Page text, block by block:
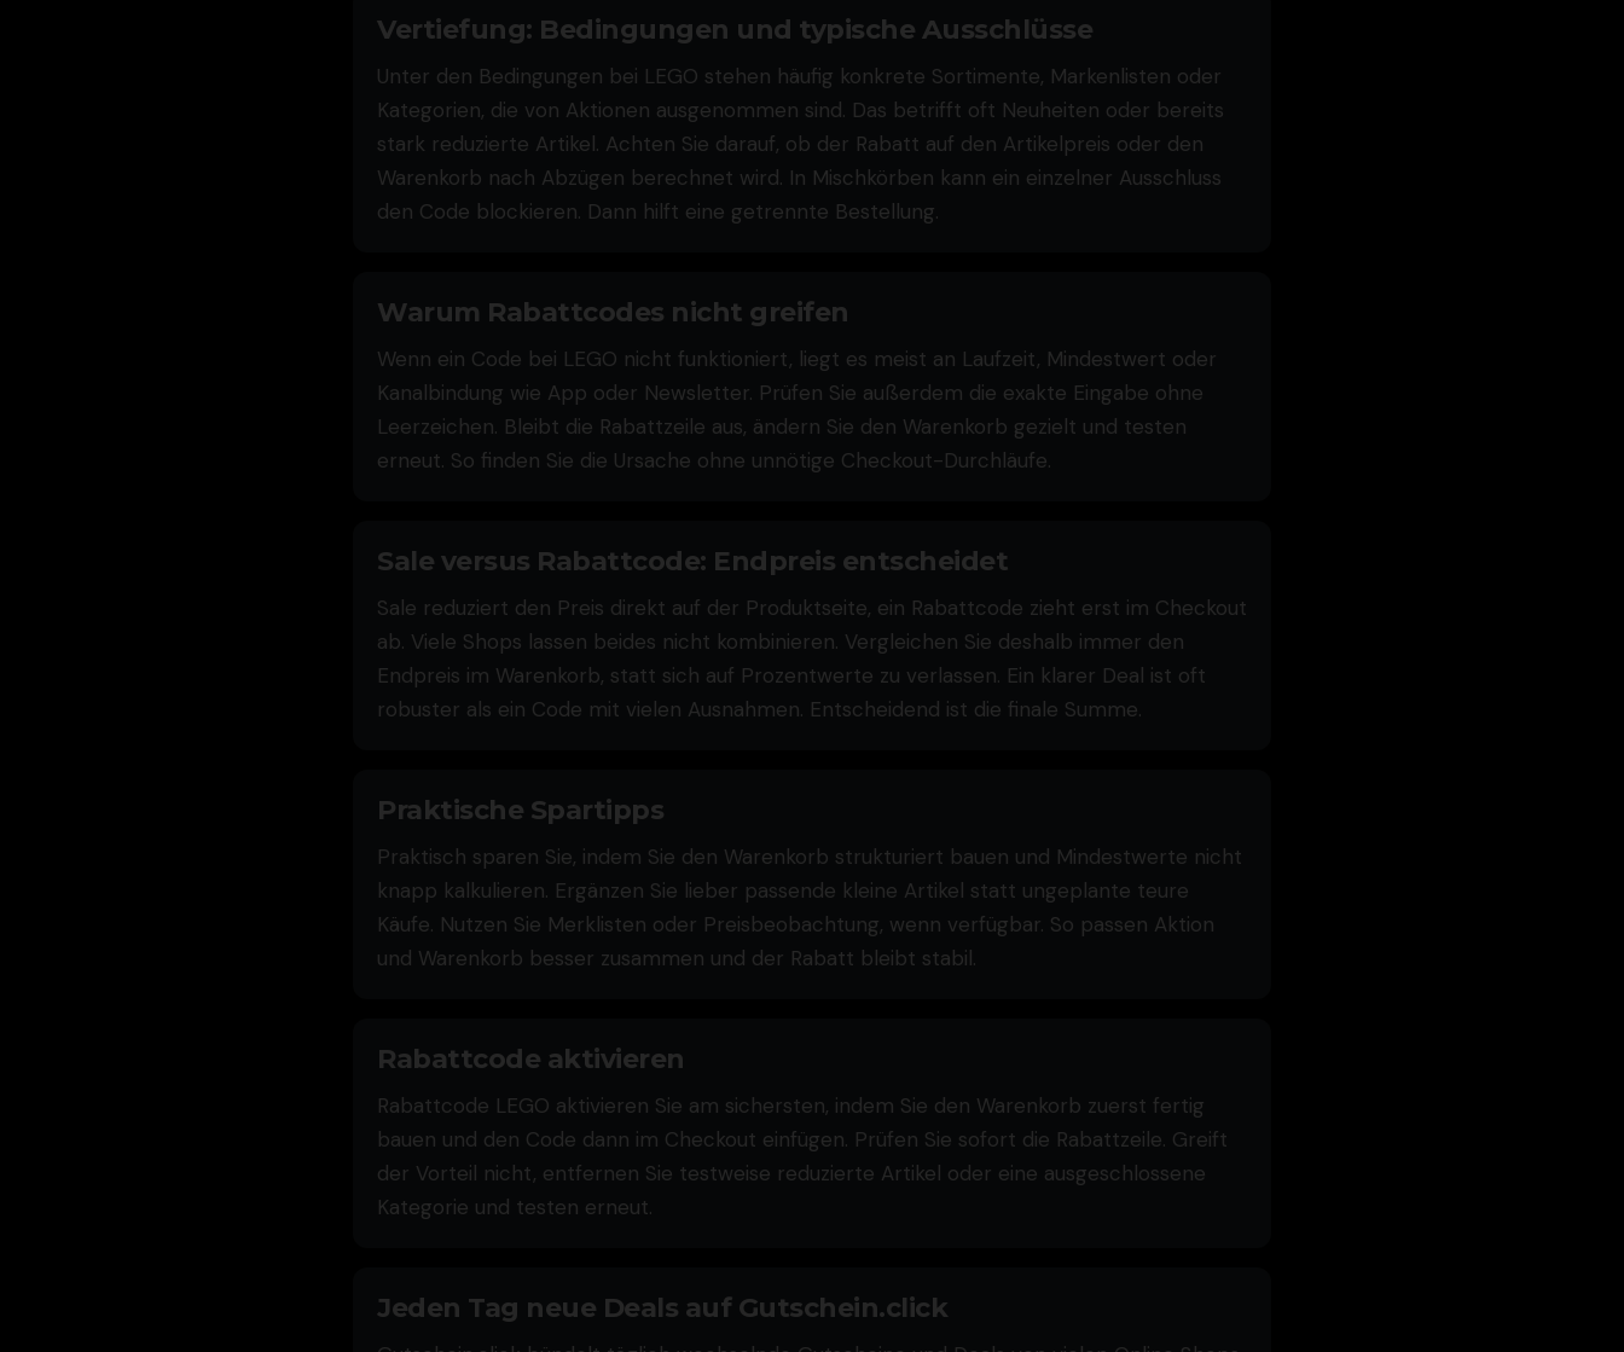
Vertiefung: Bedingungen und typische Ausschlüsse
Unter den Bedingungen bei LEGO stehen häufig konkrete Sortimente, Markenlisten oder
Kategorien, die von Aktionen ausgenommen sind. Das betrifft oft Neuheiten oder bereits
stark reduzierte Artikel. Achten Sie darauf, ob der Rabatt auf den Artikelpreis oder den
Warenkorb nach Abzügen berechnet wird. In Mischkörben kann ein einzelner Ausschluss
den Code blockieren. Dann hilft eine getrennte Bestellung.
Warum Rabattcodes nicht greifen
Wenn ein Code bei LEGO nicht funktioniert, liegt es meist an Laufzeit, Mindestwert oder
Kanalbindung wie App oder Newsletter. Prüfen Sie außerdem die exakte Eingabe ohne
Leerzeichen. Bleibt die Rabattzeile aus, ändern Sie den Warenkorb gezielt und testen
erneut. So finden Sie die Ursache ohne unnötige Checkout-Durchläufe.
Sale versus Rabattcode: Endpreis entscheidet
Sale reduziert den Preis direkt auf der Produktseite, ein Rabattcode zieht erst im Checkout
ab. Viele Shops lassen beides nicht kombinieren. Vergleichen Sie deshalb immer den
Endpreis im Warenkorb, statt sich auf Prozentwerte zu verlassen. Ein klarer Deal ist oft
robuster als ein Code mit vielen Ausnahmen. Entscheidend ist die finale Summe.
Praktische Spartipps
Praktisch sparen Sie, indem Sie den Warenkorb strukturiert bauen und Mindestwerte nicht
knapp kalkulieren. Ergänzen Sie lieber passende kleine Artikel statt ungeplante teure
Käufe. Nutzen Sie Merklisten oder Preisbeobachtung, wenn verfügbar. So passen Aktion
und Warenkorb besser zusammen und der Rabatt bleibt stabil.
Rabattcode aktivieren
Rabattcode LEGO aktivieren Sie am sichersten, indem Sie den Warenkorb zuerst fertig
bauen und den Code dann im Checkout einfügen. Prüfen Sie sofort die Rabattzeile. Greift
der Vorteil nicht, entfernen Sie testweise reduzierte Artikel oder eine ausgeschlossene
Kategorie und testen erneut.
Jeden Tag neue Deals auf Gutschein.click